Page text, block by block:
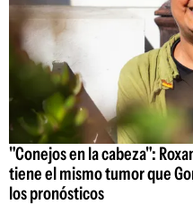
"Conejos en la cabeza":
tiene el mismo tumor que
los pronósticos